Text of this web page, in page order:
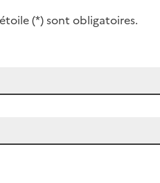
(*) sont obligatoires.